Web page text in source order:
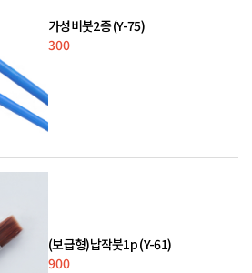
가성비붓2종 (Y-75)
300
(보급형)납작붓1p (Y-61)
900